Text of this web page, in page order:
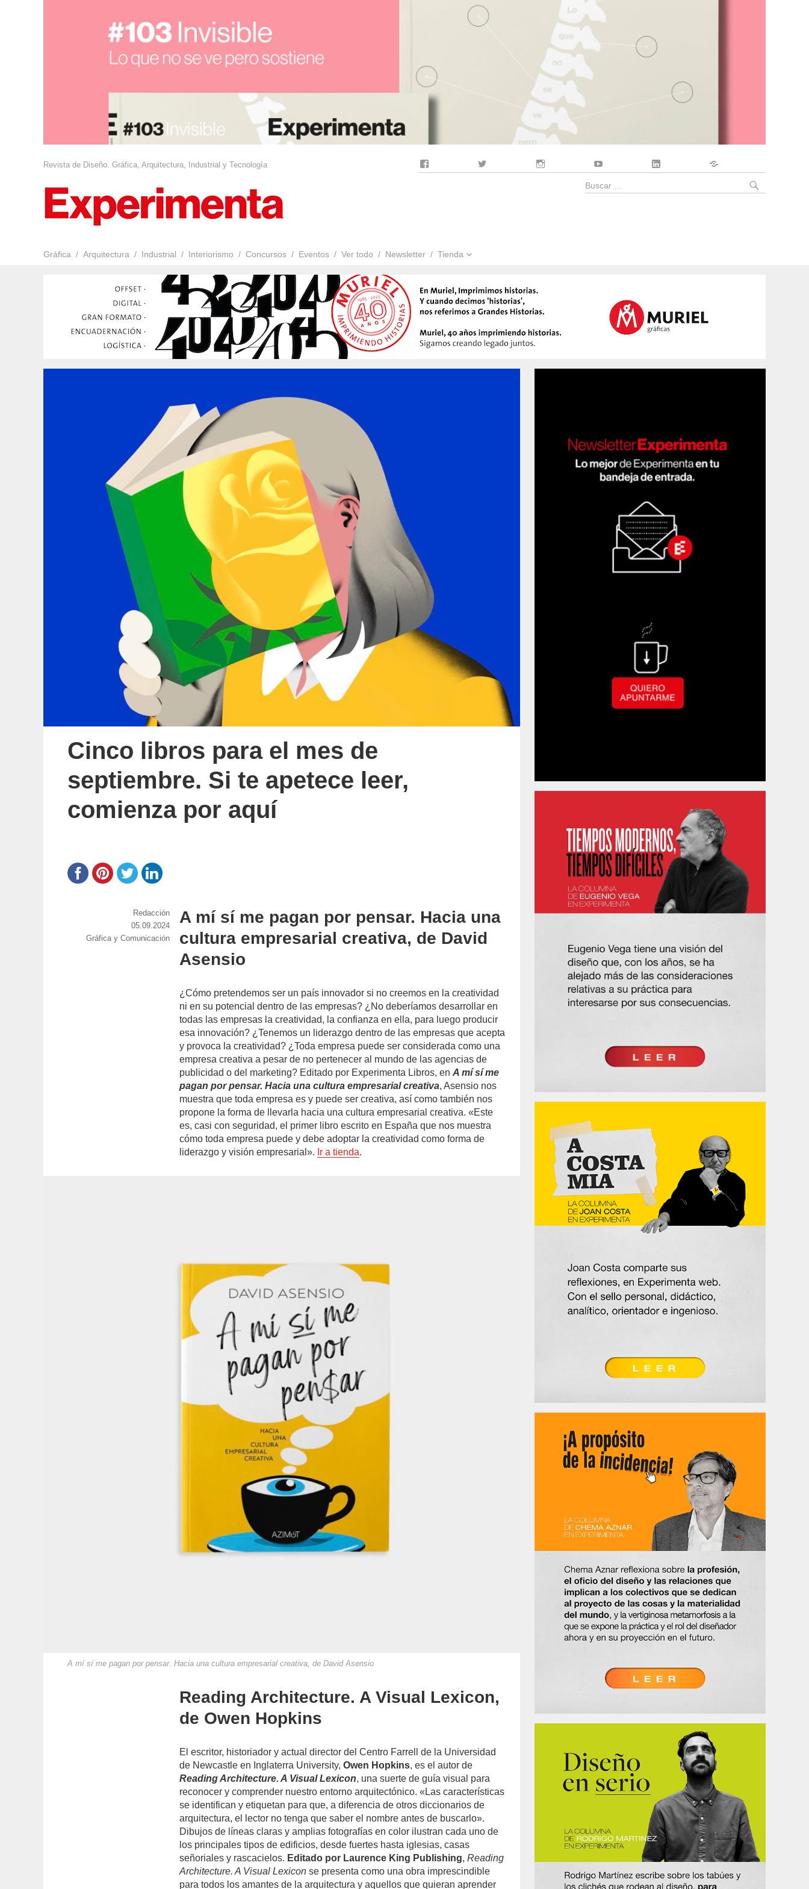
Revista de Diseño. Gráfica, Arquitectura, Industrial y Tecnología
Gráfica Arquitectura Industrial Interiorismo Concursos Eventos Ver todo Newsletter Tienda
Buscar
Cinco libros para el mes de
septiembre. Si te apetece leer,
comienza por aquí
A mí sí me pagan por pensar. Hacia una
cultura empresarial creativa, de David
Asensio
¿Cómo pretendemos ser un país innovador si no creemos en la creatividad
ni en su potencial dentro de las empresas? ¿No deberíamos desarrollar en
todas las empresas la creatividad, la confianza en ella, para luego producir
esa innovación? ¿Tenemos un liderazgo dentro de las empresas que acepta
y provoca la creatividad? ¿Toda empresa puede ser considerada como una
empresa creativa a pesar de no pertenecer al mundo de las agencias de
publicidad o del marketing? Editado por Experimenta Libros, enA mí sí me
pagan por pensar. Hacia una cultura empresarial creativa, Asensio nos
muestra que toda empresa es y puede ser creativa, así como también nos
propone la forma de llevarla hacia una cultura empresarial creativa. «Este
es, casi con seguridad, el primer libro escrito en España que nos muestra
cómo toda empresa puede y debe adoptar la creatividad como forma de
liderazgo y visión empresarial». Ir a tienda.
A mí sí me pagan por pensar. Hacia una cultura empresarial creativa, de David Asensio
Reading Architecture. A Visual Lexicon,
de Owen Hopkins
El escritor, historiador y actual director del Centro Farrell de la Universidad
de Newcastle en Inglaterra University,Owen Hopkins, es el autor de
Reading Architecture. A Visual Lexicon, una suerte de guía visual para
reconocer y comprender nuestro entorno arquitectónico. «Las características
se identifican y etiquetan para que, a diferencia de otros diccionarios de
arquitectura, el lector no tenga que saber el nombre antes de buscarlo».
Dibujos de líneas claras y amplias fotografías en color ilustran cada uno de
los principales tipos de edificios, desde fuertes hasta iglesias, casas
señoriales y rascacielos. Editado por Laurence King Publishing,Reading
Architecture. A Visual Lexicon se presenta como una obra imprescindible
para todos los amantes de la arquitectura y aquellos que quieran aprender
https://www.experimenta.es/author/redaccion/
Redacción
Publicado
el
05.09.2024
Categorías
Gráfica y Comunicación